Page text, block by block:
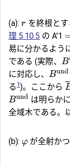
(a): r を終根とす
理 5.10.5 の A'1
易に分かるよう
である (実際、 B
に対応し、 Bund
る 1)。ここから
Bund は明らかに
全域木である。
(b): φ が全射か